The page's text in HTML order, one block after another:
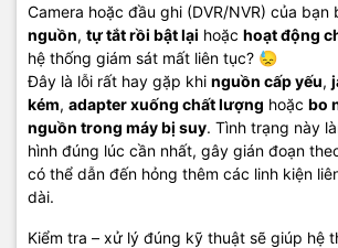
Camera hoặc đầu ghi (DVR/NVR) của bạn
nguồn, tự tắt rồi bật lại hoặc hoạt động
hệ thống giám sát mất liên tục? 😓
Đây là lỗi rất hay gặp khi nguồn cấp yếu,
kém, adapter xuống chất lượng hoặc bo
nguồn trong máy bị suy. Tình trạng này
hình đúng lúc cần nhất, gây gián đoạn
có thể dẫn đến hỏng thêm các linh kiện
dài.
Kiểm tra – xử lý đúng kỹ thuật sẽ giúp hệ
🔧 Thay adapter – jack DC – dây nguồn đạt
yêu cầu
🔧 Sửa bo nguồn (tụ/IC nguồn) khi bị suy
🔧 Phát hiện và xử lýchập IR/ quá tải nguồn
🔧 Kiểm tra, tối ưu cách cấp nguồn cho hệ
🔧 Test vận hành thực tế trước khi bàn giao
lâu dài
Cam kết dịch vụ